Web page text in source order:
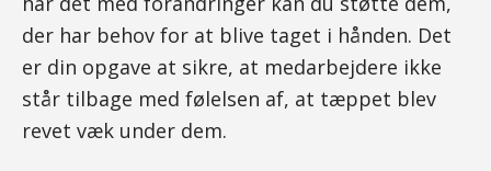
der har behov for at blive taget i hånden. Det
er din opgave at sikre, at medarbejdere ikke
står tilbage med følelsen af, at tæppet blev
revet væk under dem.